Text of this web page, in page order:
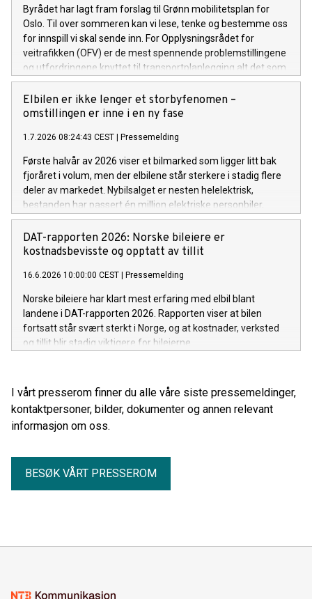
Byrådet har lagt fram forslag til Grønn mobilitetsplan for
Oslo. Til over sommeren kan vi lese, tenke og bestemme oss
for innspill vi skal sende inn. For Opplysningsrådet for
veitrafikken (OFV) er de mest spennende problemstillingene
og utfordringene knyttet til transportplanlegging alt det som
ikke nevnes i planen. Oslos byråd skal ha en ting – de
mangler ikke ambisjoner når det gjelder framtidens
transportsystem i byen. Flere byer og kommuner kan lære av
og bylogistikk samtidig. Og selvsagt kan ikke denne planen
løse alle utfordringer, men for OFV blir noen prioritereringer
særlig synlige. For det mest interessante med mobilitet i Oslo
er det som planen ikke sier noe om.
Elbilen er ikke lenger et storbyfenomen –
omstillingen er inne i en ny fase
1.7.2026 08:24:43 CEST | Pressemelding
Første halvår av 2026 viser et bilmarked som ligger litt bak
fjoråret i volum, men der elbilene står sterkere i stadig flere
deler av markedet. Nybilsalget er nesten helelektrisk,
bestanden har passert én million elektriske personbiler,
bruktmarkedet får flere elbiler og varebilmarkedet tar nye
elektriske steg. Juni-tallene bekrefter også at elbilen er blitt
førstevalget langt utenfor storbyene.
DAT-rapporten 2026: Norske bileiere er
kostnadsbevisste og opptatt av tillit
16.6.2026 10:00:00 CEST | Pressemelding
Norske bileiere har klart mest erfaring med elbil blant
landene i DAT-rapporten 2026. Rapporten viser at bilen
fortsatt står svært sterkt i Norge, og at kostnader, verksted
og tillit blir stadig viktigere for bileierne.
I vårt presserom finner du alle våre siste pressemeldinger,
kontaktpersoner, bilder, dokumenter og annen relevant
informasjon om oss.
BESØK VÅRT PRESSEROM